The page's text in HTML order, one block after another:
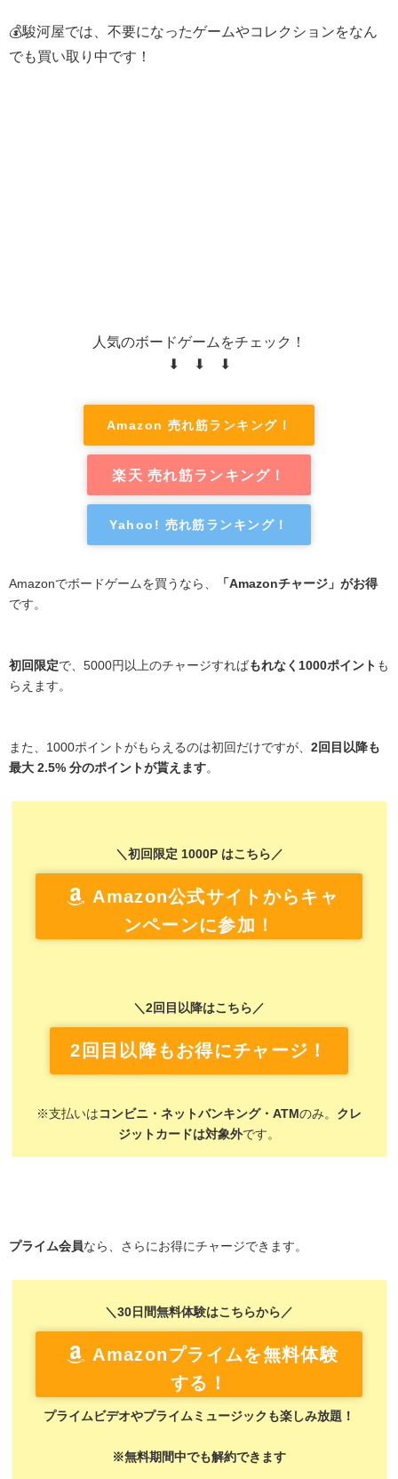
💰駿河屋では、不要になったゲームやコレクションをなん
でも買い取り中です！
人気のボードゲームをチェック！
⬇ ⬇ ⬇
Amazon 売れ筋ランキング！
楽天 売れ筋ランキング！
Yahoo! 売れ筋ランキング！
Amazonでボードゲームを買うなら、
「Amazonチャージ」がお得
です。
初回限定で、5000円以上のチャージすればもれなく1000ポイント も
らえます。
また、1000ポイントがもらえるのは初回だけですが、 2回目以降も
最大 2.5% 分のポイントが貰えます。
＼初回限定 1000P はこちら／
Amazon公式サイトからキャ
ンペーンに参加！
＼2回目以降はこちら／
2回目以降もお得にチャージ！
※支払いは コンビニ・ネットバンキング・ATMのみ。 クレ
ジットカードは対象外です。
プライム会員なら、さらにお得にチャージできます。
＼30日間無料体験はこちらから／
Amazonプライムを無料体験
する！
プライムビデオやプライムミュージックも楽しみ放題！
※無料期間中でも解約できます